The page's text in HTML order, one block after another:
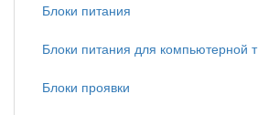
Блоки питания
Блоки питания для компьютерной т
Блоки проявки